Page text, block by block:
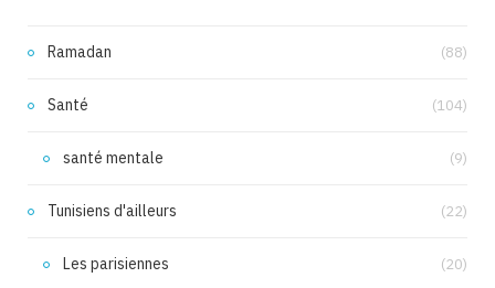
Ramadan (88)
Santé (104)
santé mentale (9)
Tunisiens d'ailleurs (22)
Les parisiennes (20)